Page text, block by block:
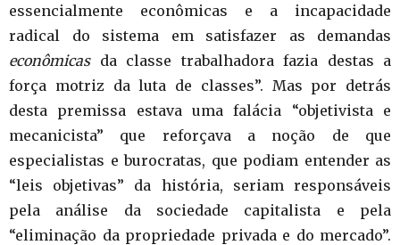
essencialmente econômicas e a incapacidade
radical do sistema em satisfazer as demandas
econômicasda classe trabalhadora fazia destas a
força motriz da luta de classes”. Mas por detrás
desta premissa estava uma falácia “objetivista e
mecanicista” que reforçava a noção de que
especialistas e burocratas, que podiam entender as
“leis objetivas” da história, seriam responsáveis
pela análise da sociedade capitalista e pela
“eliminação da propriedade privada e do mercado”.